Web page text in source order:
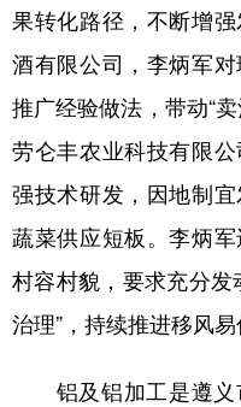
多语种频道
English Español
Deutsch Português
果转化路径，不断增
酒有限公司，李炳军
推广经验做法，带动“
劳仑丰农业科技有限
强技术研发，因地制
蔬菜供应短板。李炳
村容村貌，要求充分
治理”，持续推进移风易
铝及铝加工是遵义